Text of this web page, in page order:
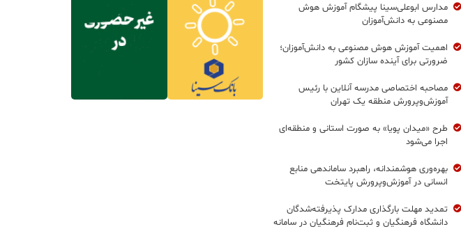
مدارس ابوعلی‌سینا پیشگام آموزش هوش
مصنوعی به دانش‌آموزان
اهمیت آموزش هوش مصنوعی به دانش‌آموزان؛
ضرورتی برای آینده سازان کشور
مصاحبه اختصاصی مدرسه آنلاین با رئیس
آموزش‌وپرورش منطقه یک تهران
طرح «میدان پویا» به صورت استانی و منطقه‌ای
اجرا می‌شود
بهره‌وری هوشمندانه، راهبرد ساماندهی منابع
انسانی در آموزش‌وپرورش پایتخت
تمدید مهلت بارگذاری مدارک پذیرفته‌شدگان
دانشگاه فرهنگیان و ثبت‌نام فرهنگیان در سامانه